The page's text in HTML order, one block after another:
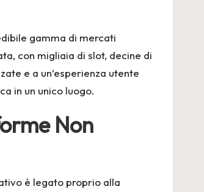
gamma di mercati
con migliaia di slot, decine di
e a un’esperienza utente
in un unico luogo.
Non
è legato proprio alla